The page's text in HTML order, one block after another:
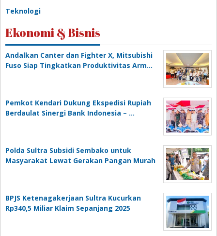
Teknologi
Ekonomi & Bisnis
Andalkan Canter dan Fighter X, Mitsubishi
Fuso Siap Tingkatkan Produktivitas Arm…
Pemkot Kendari Dukung Ekspedisi Rupiah
Berdaulat Sinergi Bank Indonesia – …
Polda Sultra Subsidi Sembako untuk
Masyarakat Lewat Gerakan Pangan Murah
BPJS Ketenagakerjaan Sultra Kucurkan
Rp340,5 Miliar Klaim Sepanjang 2025